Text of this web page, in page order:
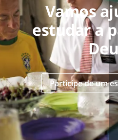
Vamos
estudar a
Participe de um